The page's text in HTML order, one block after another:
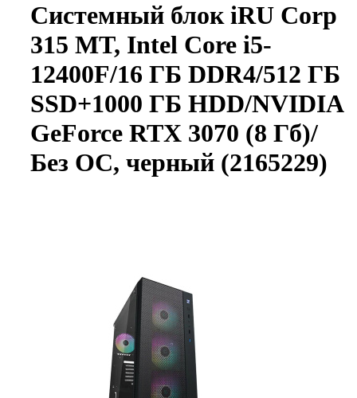
Системный блок iRU Corp
315 MT, Intel Core i5-
12400F/16 ГБ DDR4/512 ГБ
SSD+1000 ГБ HDD/NVIDIA
GeForce RTX 3070 (8 Гб)/
Без ОС, черный (2165229)